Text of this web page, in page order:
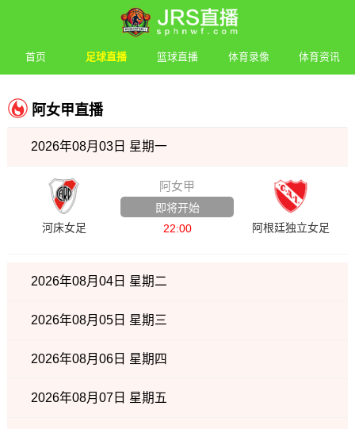
首页 足球直播 篮球直播 体育录像 体育资讯
阿女甲直播
2026年08月03日 星期一
河床女足
阿女甲
即将开始
22:00
阿根廷独立女足
2026年08月04日 星期二
2026年08月05日 星期三
2026年08月06日 星期四
2026年08月07日 星期五